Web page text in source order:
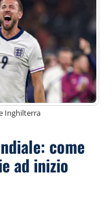
Inghilterra
come
ad inizio